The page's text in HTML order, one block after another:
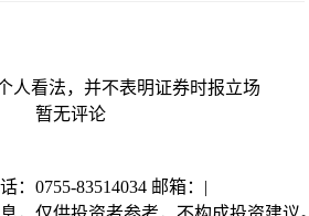
人看法，并不表明证券时报立场
暂无评论
0755-83514034 邮箱： |